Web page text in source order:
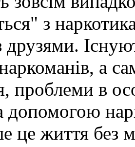
з
друзями.
а
проблеми в
допомогою
це життя без